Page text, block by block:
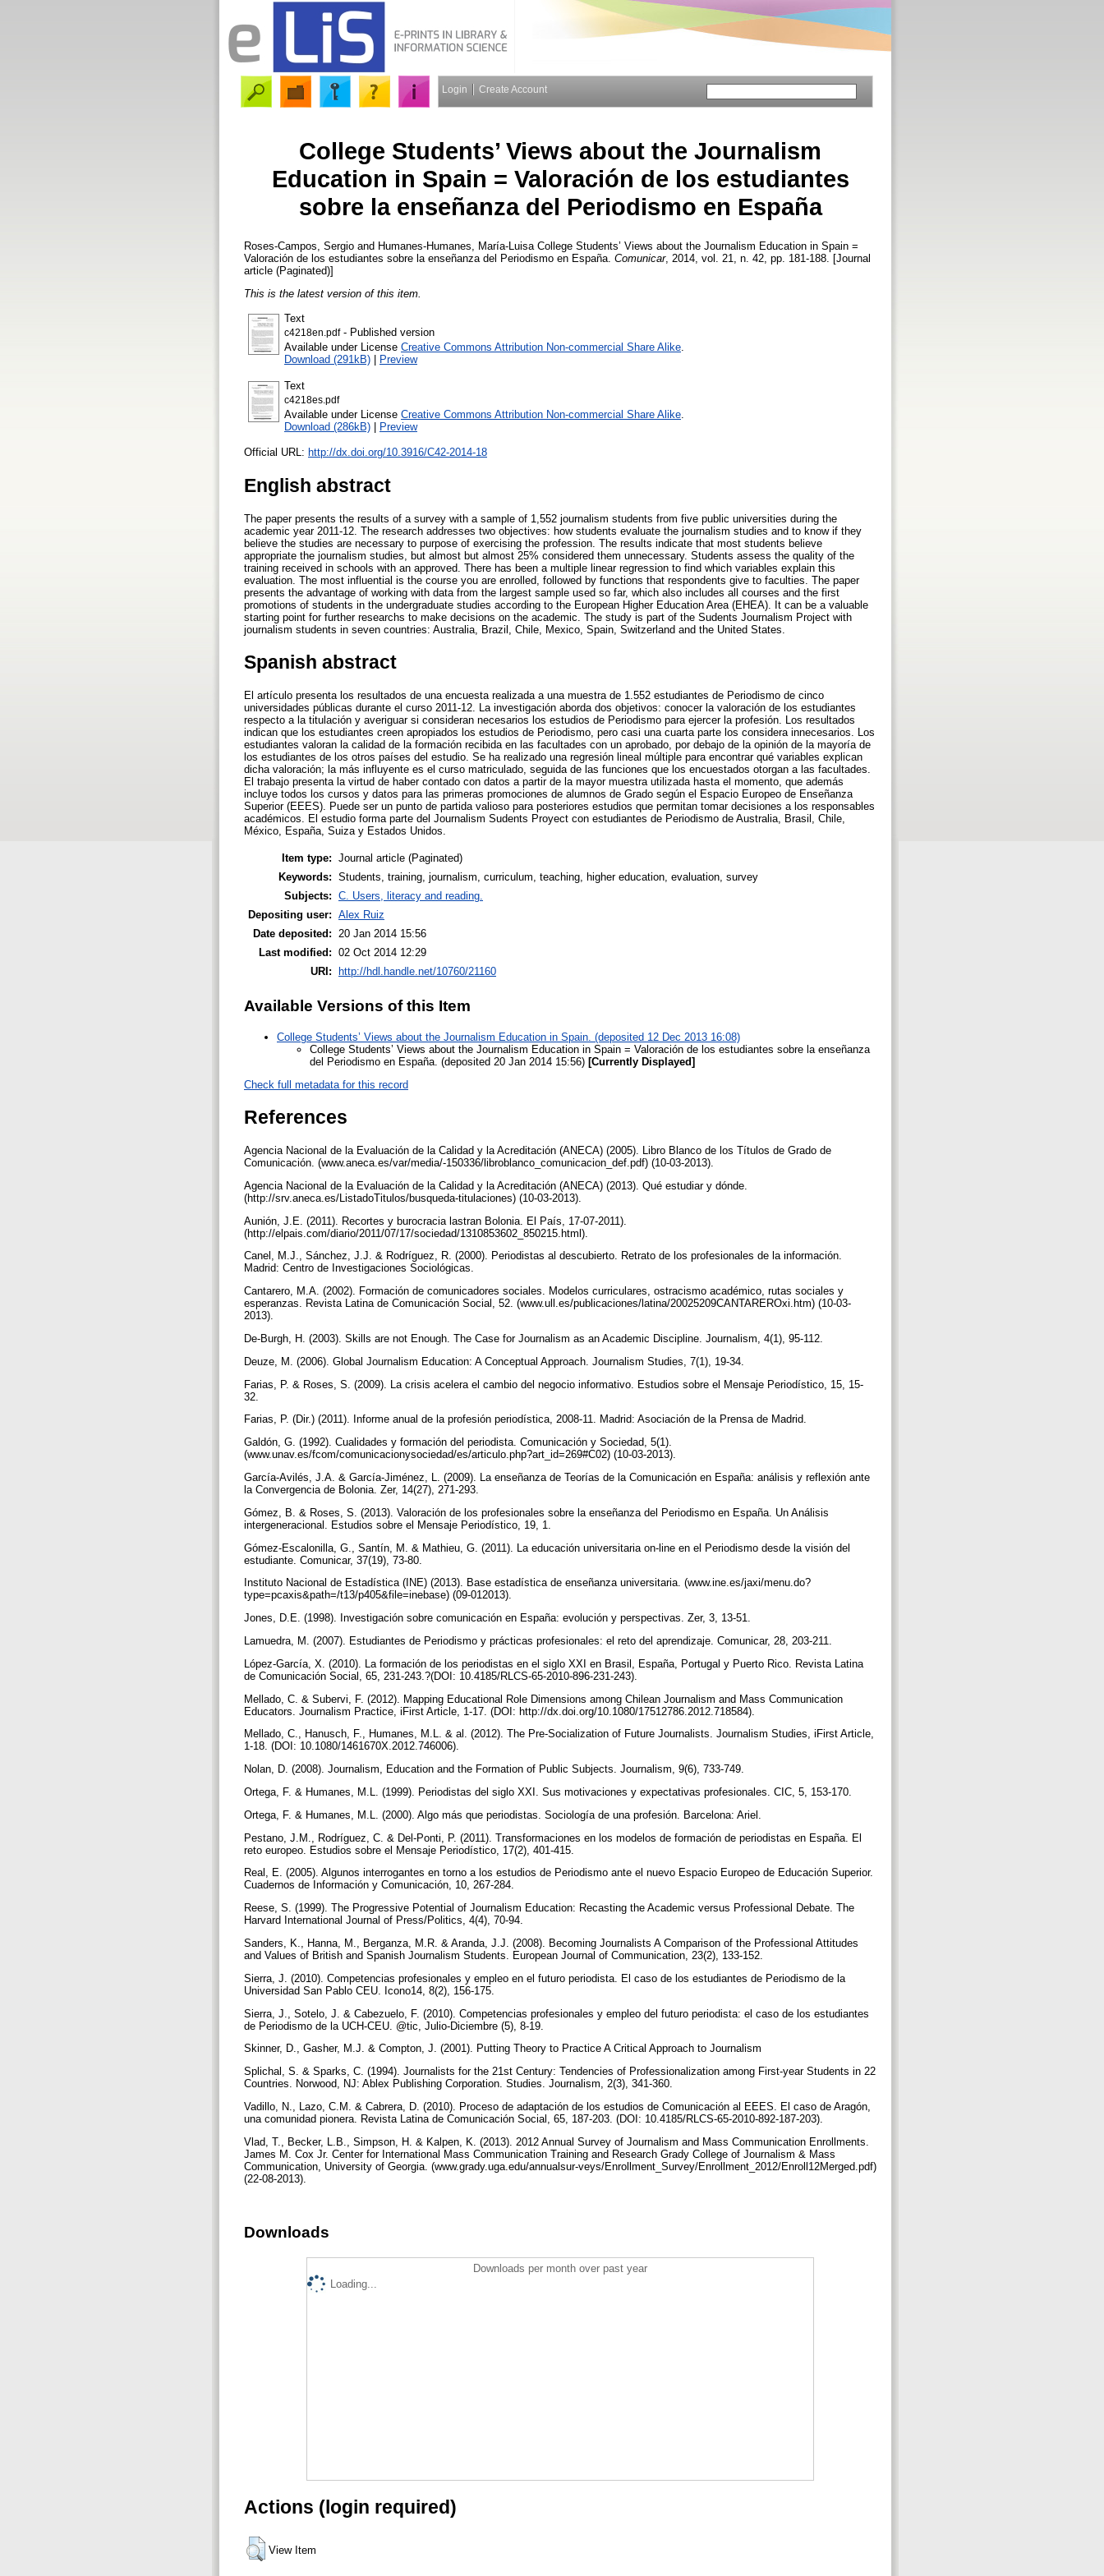
Login Create Account
College Students’ Views about the Journalism
Education in Spain = Valoración de los estudiantes
sobre la enseñanza del Periodismo en España
Roses-Campos, Sergio and Humanes-Humanes, María-Luisa College Students’ Views about the Journalism Education in Spain =
Valoración de los estudiantes sobre la enseñanza del Periodismo en España. Comunicar, 2014, vol. 21, n. 42, pp. 181-188. [Journal
article (Paginated)]
This is the latest version of this item.
Text
c4218en.pdf- Published version
Available under License Creative Commons Attribution Non-commercial Share Alike.
Download (291kB)
Preview
Text
c4218es.pdf
Available under License Creative Commons Attribution Non-commercial Share Alike.
Download (286kB)
Preview
Official URL: http://dx.doi.org/10.3916/C42-2014-18
English abstract
The paper presents the results of a survey with a sample of 1,552 journalism students from five public universities during the
academic year 2011-12. The research addresses two objectives: how students evaluate the journalism studies and to know if they
believe the studies are necessary to purpose of exercising the profession. The results indicate that most students believe
appropriate the journalism studies, but almost but almost 25% considered them unnecessary. Students assess the quality of the
training received in schools with an approved. There has been a multiple linear regression to find which variables explain this
evaluation. The most influential is the course you are enrolled, followed by functions that respondents give to faculties. The paper
presents the advantage of working with data from the largest sample used so far, which also includes all courses and the first
promotions of students in the undergraduate studies according to the European Higher Education Area (EHEA). It can be a valuable
starting point for further researchs to make decisions on the academic. The study is part of the Sudents Journalism Project with
journalism students in seven countries: Australia, Brazil, Chile, Mexico, Spain, Switzerland and the United States.
Spanish abstract
El artículo presenta los resultados de una encuesta realizada a una muestra de 1.552 estudiantes de Periodismo de cinco
universidades públicas durante el curso 2011-12. La investigación aborda dos objetivos: conocer la valoración de los estudiantes
respecto a la titulación y averiguar si consideran necesarios los estudios de Periodismo para ejercer la profesión. Los resultados
indican que los estudiantes creen apropiados los estudios de Periodismo, pero casi una cuarta parte los considera innecesarios. Los
estudiantes valoran la calidad de la formación recibida en las facultades con un aprobado, por debajo de la opinión de la mayoría de
los estudiantes de los otros países del estudio. Se ha realizado una regresión lineal múltiple para encontrar qué variables explican
dicha valoración; la más influyente es el curso matriculado, seguida de las funciones que los encuestados otorgan a las facultades.
El trabajo presenta la virtud de haber contado con datos a partir de la mayor muestra utilizada hasta el momento, que además
incluye todos los cursos y datos para las primeras promociones de alumnos de Grado según el Espacio Europeo de Enseñanza
Superior (EEES). Puede ser un punto de partida valioso para posteriores estudios que permitan tomar decisiones a los responsables
académicos. El estudio forma parte del Journalism Sudents Proyect con estudiantes de Periodismo de Australia, Brasil, Chile,
México, España, Suiza y Estados Unidos.
Item type: Journal article (Paginated)
Keywords: Students, training, journalism, curriculum, teaching, higher education, evaluation, survey
Subjects: C. Users, literacy and reading.
Depositing user: Alex Ruiz
Date deposited:
20 Jan 2014 15:56
Last modified: 02 Oct 2014 12:29
URI: http://hdl.handle.net/10760/21160
Available Versions of this Item
College Students’ Views about the Journalism Education in Spain. (deposited 12 Dec 2013 16:08)
College Students’ Views about the Journalism Education in Spain = Valoración de los estudiantes sobre la enseñanza
del Periodismo en España. (deposited 20 Jan 2014 15:56) [Currently Displayed]
Check full metadata for this record
References
Agencia Nacional de la Evaluación de la Calidad y la Acreditación (ANECA) (2005). Libro Blanco de los Títulos de Grado de
Comunicación. (www.aneca.es/var/media/-150336/libroblanco_comunicacion_def.pdf) (10-03-2013).
Agencia Nacional de la Evaluación de la Calidad y la Acreditación (ANECA) (2013). Qué estudiar y dónde.
(http://srv.aneca.es/ListadoTitulos/busqueda-titulaciones) (10-03-2013).
Aunión, J.E. (2011). Recortes y burocracia lastran Bolonia. El País, 17-07-2011).
(http://elpais.com/diario/2011/07/17/sociedad/1310853602_850215.html).
Canel, M.J., Sánchez, J.J. & Rodríguez, R. (2000). Periodistas al descubierto. Retrato de los profesionales de la información.
Madrid: Centro de Investigaciones Sociológicas.
Cantarero, M.A. (2002). Formación de comunicadores sociales. Modelos curriculares, ostracismo académico, rutas sociales y
esperanzas. Revista Latina de Comunicación Social, 52. (www.ull.es/publicaciones/latina/20025209CANTAREROxi.htm) (10-03-
2013).
De-Burgh, H. (2003). Skills are not Enough. The Case for Journalism as an Academic Discipline. Journalism, 4(1), 95-112.
Deuze, M. (2006). Global Journalism Education: A Conceptual Approach. Journalism Studies, 7(1), 19-34.
Farias, P. & Roses, S. (2009). La crisis acelera el cambio del negocio informativo. Estudios sobre el Mensaje Periodístico, 15, 15-
32.
Farias, P. (Dir.) (2011). Informe anual de la profesión periodística, 2008-11. Madrid: Asociación de la Prensa de Madrid.
Galdón, G. (1992). Cualidades y formación del periodista. Comunicación y Sociedad, 5(1).
(www.unav.es/fcom/comunicacionysociedad/es/articulo.php?art_id=269#C02) (10-03-2013).
García-Avilés, J.A. & García-Jiménez, L. (2009). La enseñanza de Teorías de la Comunicación en España: análisis y reflexión ante
la Convergencia de Bolonia. Zer, 14(27), 271-293.
Gómez, B. & Roses, S. (2013). Valoración de los profesionales sobre la enseñanza del Periodismo en España. Un Análisis
intergeneracional. Estudios sobre el Mensaje Periodístico, 19, 1.
Gómez-Escalonilla, G., Santín, M. & Mathieu, G. (2011). La educación universitaria on-line en el Periodismo desde la visión del
estudiante. Comunicar, 37(19), 73-80.
Instituto Nacional de Estadística (INE) (2013). Base estadística de enseñanza universitaria. (www.ine.es/jaxi/menu.do?
type=pcaxis&path=/t13/p405&file=inebase) (09-012013).
Jones, D.E. (1998). Investigación sobre comunicación en España: evolución y perspectivas. Zer, 3, 13-51.
Lamuedra, M. (2007). Estudiantes de Periodismo y prácticas profesionales: el reto del aprendizaje. Comunicar, 28, 203-211.
López-García, X. (2010). La formación de los periodistas en el siglo XXI en Brasil, España, Portugal y Puerto Rico. Revista Latina
de Comunicación Social, 65, 231-243.?(DOI: 10.4185/RLCS-65-2010-896-231-243).
Mellado, C. & Subervi, F. (2012). Mapping Educational Role Dimensions among Chilean Journalism and Mass Communication
Educators. Journalism Practice, iFirst Article, 1-17. (DOI: http://dx.doi.org/10.1080/17512786.2012.718584).
Mellado, C., Hanusch, F., Humanes, M.L. & al. (2012). The Pre-Socialization of Future Journalists. Journalism Studies, iFirst Article,
1-18. (DOI: 10.1080/1461670X.2012.746006).
Nolan, D. (2008). Journalism, Education and the Formation of Public Subjects. Journalism, 9(6), 733-749.
Ortega, F. & Humanes, M.L. (1999). Periodistas del siglo XXI. Sus motivaciones y expectativas profesionales. CIC, 5, 153-170.
Ortega, F. & Humanes, M.L. (2000). Algo más que periodistas. Sociología de una profesión. Barcelona: Ariel.
Pestano, J.M., Rodríguez, C. & Del-Ponti, P. (2011). Transformaciones en los modelos de formación de periodistas en España. El
reto europeo. Estudios sobre el Mensaje Periodístico, 17(2), 401-415.
Real, E. (2005). Algunos interrogantes en torno a los estudios de Periodismo ante el nuevo Espacio Europeo de Educación Superior.
Cuadernos de Información y Comunicación, 10, 267-284.
Reese, S. (1999). The Progressive Potential of Journalism Education: Recasting the Academic versus Professional Debate. The
Harvard International Journal of Press/Politics, 4(4), 70-94.
Sanders, K., Hanna, M., Berganza, M.R. & Aranda, J.J. (2008). Becoming Journalists A Comparison of the Professional Attitudes
and Values of British and Spanish Journalism Students. European Journal of Communication, 23(2), 133-152.
Sierra, J. (2010). Competencias profesionales y empleo en el futuro periodista. El caso de los estudiantes de Periodismo de la
Universidad San Pablo CEU. Icono14, 8(2), 156-175.
Sierra, J., Sotelo, J. & Cabezuelo, F. (2010). Competencias profesionales y empleo del futuro periodista: el caso de los estudiantes
de Periodismo de la UCH-CEU. @tic, Julio-Diciembre (5), 8-19.
Skinner, D., Gasher, M.J. & Compton, J. (2001). Putting Theory to Practice A Critical Approach to Journalism
Splichal, S. & Sparks, C. (1994). Journalists for the 21st Century: Tendencies of Professionalization among First-year Students in 22
Countries. Norwood, NJ: Ablex Publishing Corporation. Studies. Journalism, 2(3), 341-360.
Vadillo, N., Lazo, C.M. & Cabrera, D. (2010). Proceso de adaptación de los estudios de Comunicación al EEES. El caso de Aragón,
una comunidad pionera. Revista Latina de Comunicación Social, 65, 187-203. (DOI: 10.4185/RLCS-65-2010-892-187-203).
Vlad, T., Becker, L.B., Simpson, H. & Kalpen, K. (2013). 2012 Annual Survey of Journalism and Mass Communication Enrollments.
James M. Cox Jr. Center for International Mass Communication Training and Research Grady College of Journalism & Mass
Communication, University of Georgia. (www.grady.uga.edu/annualsur-veys/Enrollment_Survey/Enrollment_2012/Enroll12Merged.pdf)
(22-08-2013).
Downloads
Downloads per month over past year
Loading...
Actions (login required)
View Item